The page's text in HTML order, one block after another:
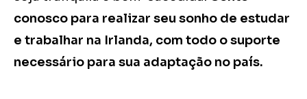
conosco para realizar seu sonho de estudar
e trabalhar na Irlanda, com todo o suporte
necessário para sua adaptação no país.